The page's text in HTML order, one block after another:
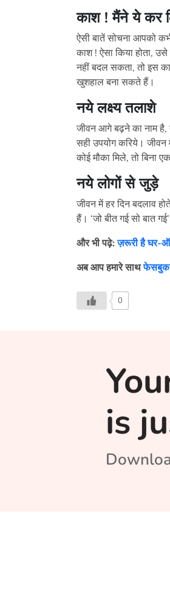
काश ! मैंने ये कर
ऐसी बातें सोचना आपको
काश ! ऐसा किया होता,
नहीं बदल सकता, तो इस
खुशहाल बना सकते हैं।
नये लक्ष्य तलाशे
जीवन आगे बढ़ने का नाम है,
सही उपयोग करिये।
कोई मौका मिले, तो बिना
नये लोगों से जुड़े
जीवन में हर दिन बदलाव
हैं। ‘जो बीत गई सो बात
और भी पढ़े:ज़रूरी है घर-
अब आप हमारे साथफेसबुक
0
is